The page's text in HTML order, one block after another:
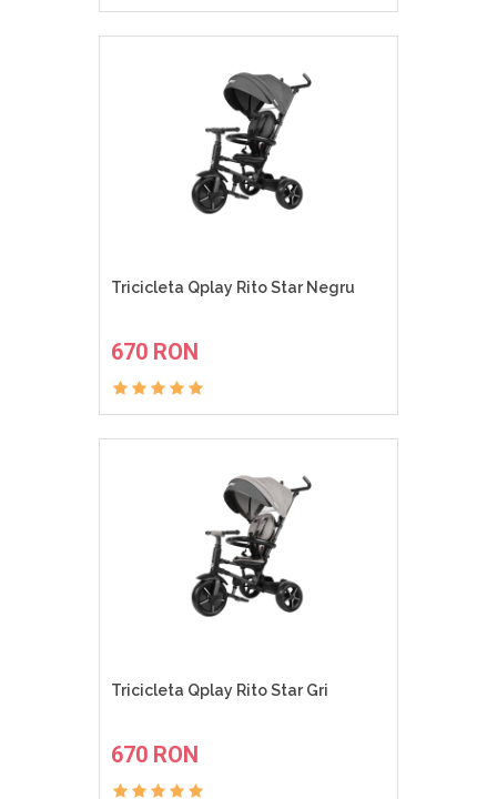
Tricicleta Qplay Rito Star Negru
670 RON
Tricicleta Qplay Rito Star Gri
670 RON